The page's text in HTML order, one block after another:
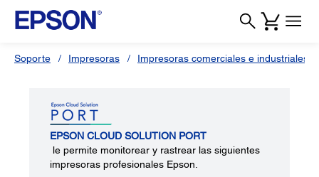
Soporte Impresoras Impresoras comerciales e industriales
EPSON CLOUD SOLUTION PORT
le permite monitorear y rastrear las siguientes
impresoras profesionales Epson.